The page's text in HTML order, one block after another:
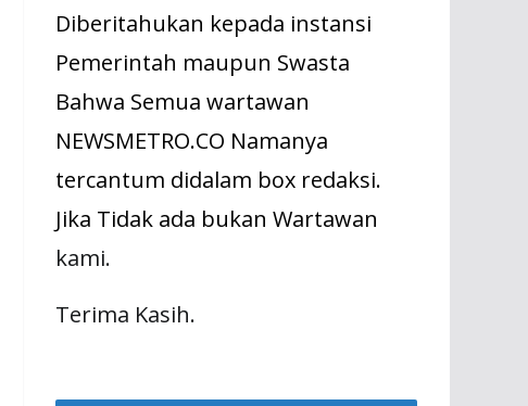
Diberitahukan kepada instansi
Pemerintah maupun Swasta
Bahwa Semua wartawan
NEWSMETRO.CO Namanya
tercantum didalam box redaksi.
Jika Tidak ada bukan Wartawan
kami.
Terima Kasih.